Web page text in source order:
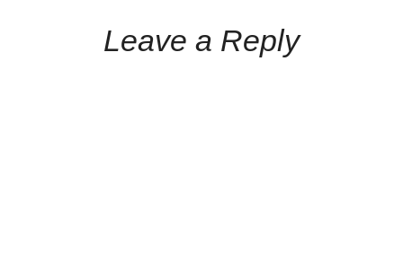
Leave a Reply